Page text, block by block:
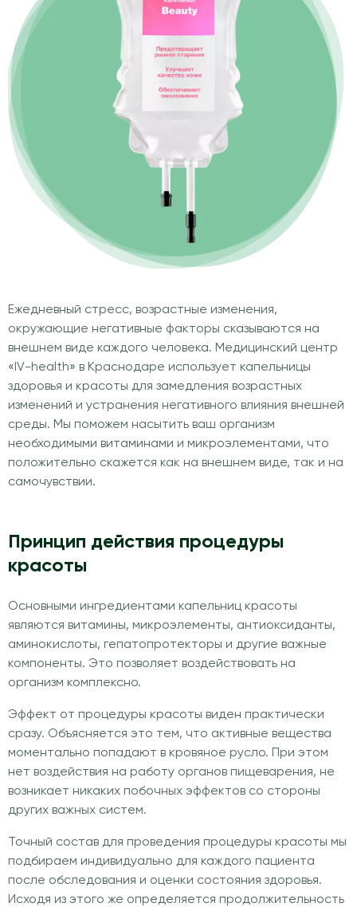
Ежедневный стресс, возрастные изменения,
окружающие негативные факторы сказываются на
внешнем виде каждого человека. Медицинский центр
«IV-health» в Краснодаре использует капельницы
здоровья и красоты для замедления возрастных
изменений и устранения негативного влияния внешней
среды. Мы поможем насытить ваш организм
необходимыми витаминами и микроэлементами, что
положительно скажется как на внешнем виде, так и на
самочувствии.
Принцип действия процедуры
красоты
Основными ингредиентами капельниц красоты
являются витамины, микроэлементы, антиоксиданты,
аминокислоты, гепатопротекторы и другие важные
компоненты. Это позволяет воздействовать на
организм комплексно.
Эффект от процедуры красоты виден практически
сразу. Объясняется это тем, что активные вещества
моментально попадают в кровяное русло. При этом
нет воздействия на работу органов пищеварения, не
возникает никаких побочных эффектов со стороны
других важных систем.
Точный состав для проведения процедуры красоты мы
подбираем индивидуально для каждого пациента
после обследования и оценки состояния здоровья.
Исходя из этого же определяется продолжительность